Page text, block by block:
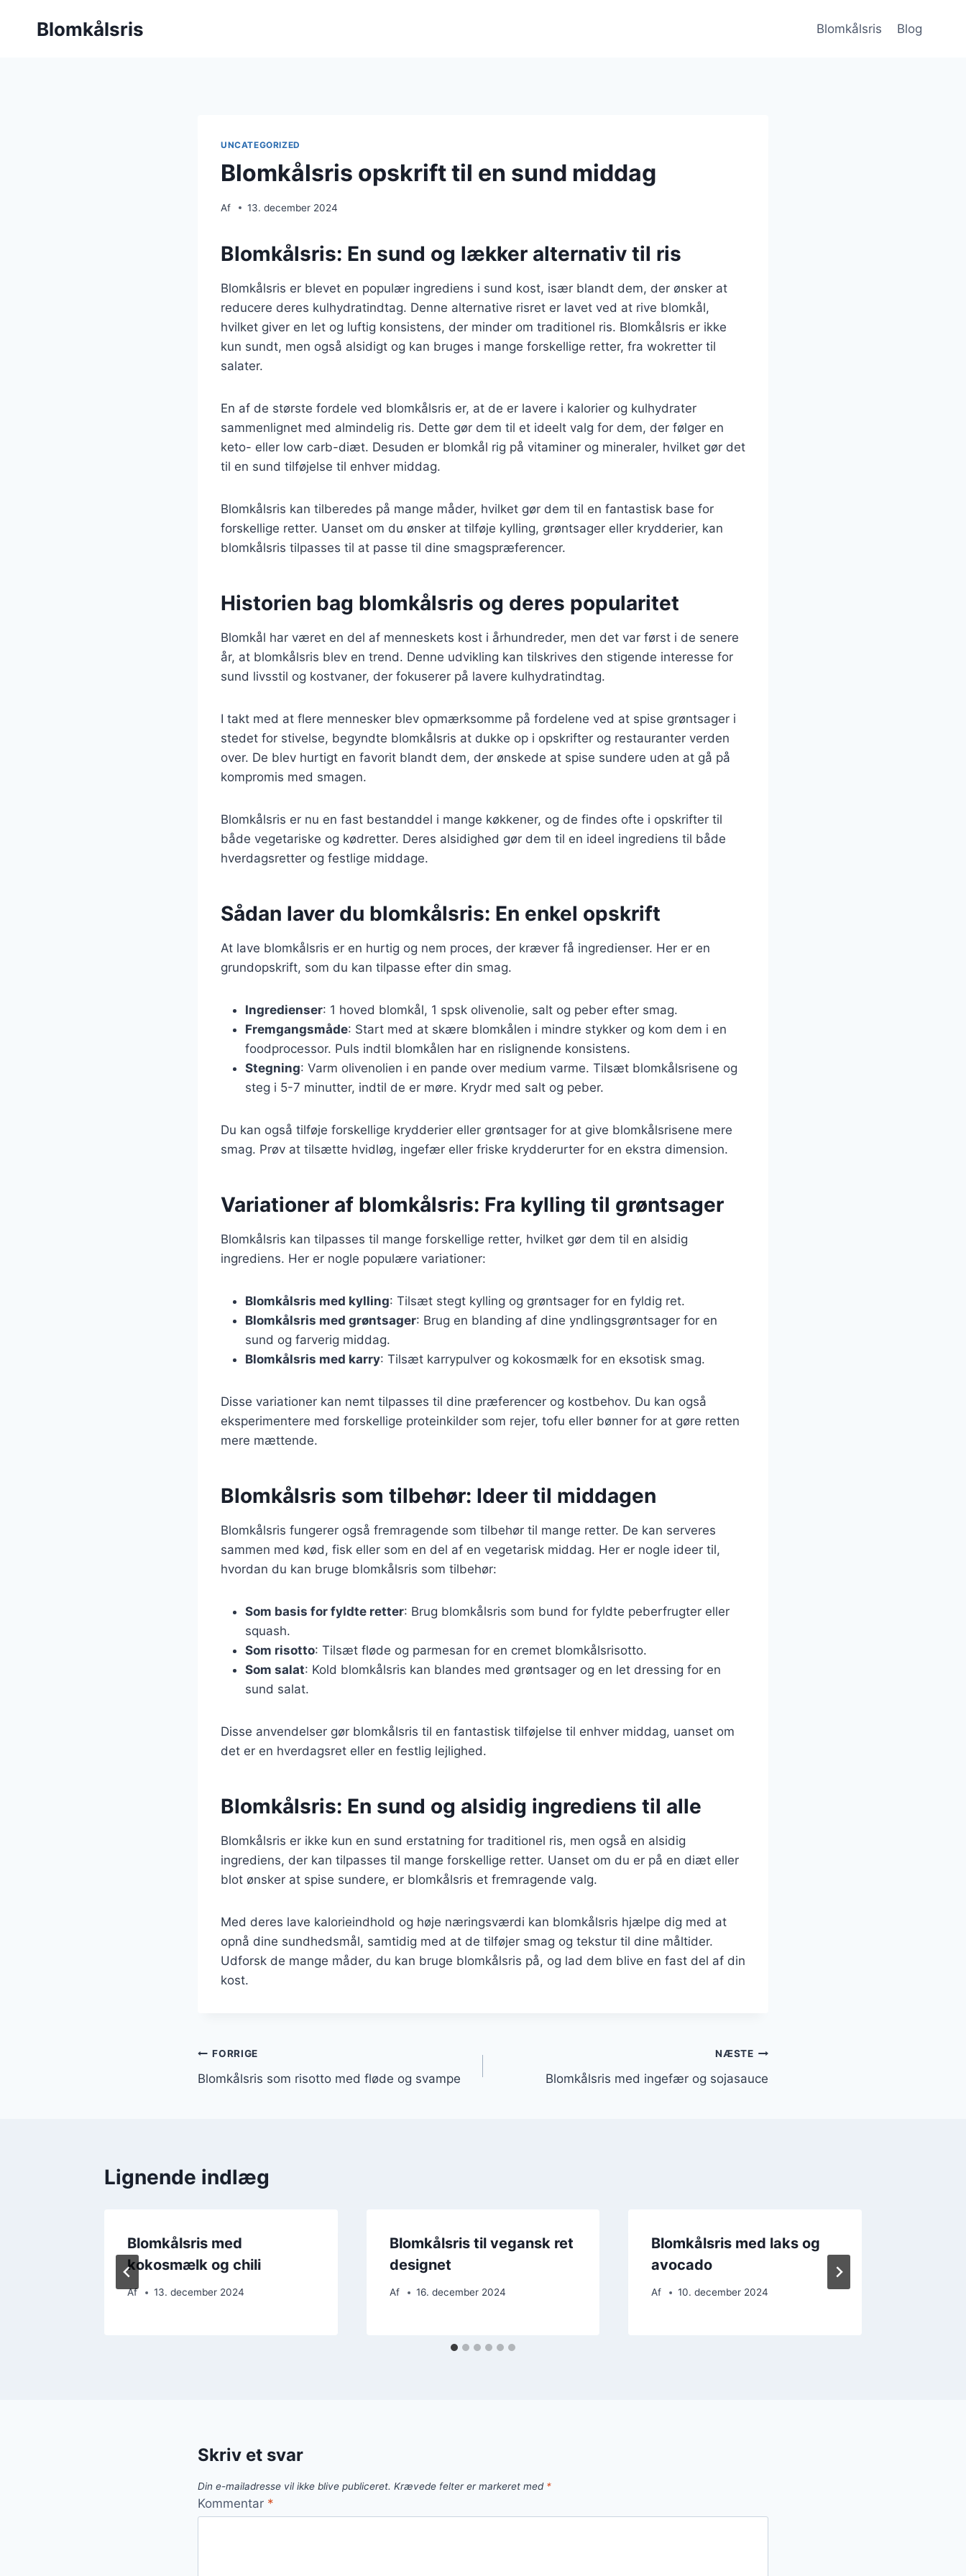
Blomkålsris Blomkålsris Blog
UNCATEGORIZED
Blomkålsris opskrift til en sund middag
Af 13. december 2024
Blomkålsris: En sund og lækker alternativ til ris
Blomkålsris er blevet en populær ingrediens i sund kost, især blandt dem, der ønsker at
reducere deres kulhydratindtag. Denne alternative risret er lavet ved at rive blomkål,
hvilket giver en let og luftig konsistens, der minder om traditionel ris. Blomkålsris er ikke
kun sundt, men også alsidigt og kan bruges i mange forskellige retter, fra wokretter til
salater.
En af de største fordele ved blomkålsris er, at de er lavere i kalorier og kulhydrater
sammenlignet med almindelig ris. Dette gør dem til et ideelt valg for dem, der følger en
keto- eller low carb-diæt. Desuden er blomkål rig på vitaminer og mineraler, hvilket gør det
til en sund tilføjelse til enhver middag.
Blomkålsris kan tilberedes på mange måder, hvilket gør dem til en fantastisk base for
forskellige retter. Uanset om du ønsker at tilføje kylling, grøntsager eller krydderier, kan
blomkålsris tilpasses til at passe til dine smagspræferencer.
Historien bag blomkålsris og deres popularitet
Blomkål har været en del af menneskets kost i århundreder, men det var først i de senere
år, at blomkålsris blev en trend. Denne udvikling kan tilskrives den stigende interesse for
sund livsstil og kostvaner, der fokuserer på lavere kulhydratindtag.
I takt med at flere mennesker blev opmærksomme på fordelene ved at spise grøntsager i
stedet for stivelse, begyndte blomkålsris at dukke op i opskrifter og restauranter verden
over. De blev hurtigt en favorit blandt dem, der ønskede at spise sundere uden at gå på
kompromis med smagen.
Blomkålsris er nu en fast bestanddel i mange køkkener, og de findes ofte i opskrifter til
både vegetariske og kødretter. Deres alsidighed gør dem til en ideel ingrediens til både
hverdagsretter og festlige middage.
Sådan laver du blomkålsris: En enkel opskrift
At lave blomkålsris er en hurtig og nem proces, der kræver få ingredienser. Her er en
grundopskrift, som du kan tilpasse efter din smag.
Ingredienser: 1 hoved blomkål, 1 spsk olivenolie, salt og peber efter smag.
Fremgangsmåde: Start med at skære blomkålen i mindre stykker og kom dem i en
foodprocessor. Puls indtil blomkålen har en rislignende konsistens.
Stegning: Varm olivenolien i en pande over medium varme. Tilsæt blomkålsrisene og
steg i 5-7 minutter, indtil de er møre. Krydr med salt og peber.
Du kan også tilføje forskellige krydderier eller grøntsager for at give blomkålsrisene mere
smag. Prøv at tilsætte hvidløg, ingefær eller friske krydderurter for en ekstra dimension.
Variationer af blomkålsris: Fra kylling til grøntsager
Blomkålsris kan tilpasses til mange forskellige retter, hvilket gør dem til en alsidig
ingrediens. Her er nogle populære variationer:
Blomkålsris med kylling: Tilsæt stegt kylling og grøntsager for en fyldig ret.
Blomkålsris med grøntsager: Brug en blanding af dine yndlingsgrøntsager for en
sund og farverig middag.
Blomkålsris med karry: Tilsæt karrypulver og kokosmælk for en eksotisk smag.
Disse variationer kan nemt tilpasses til dine præferencer og kostbehov. Du kan også
eksperimentere med forskellige proteinkilder som rejer, tofu eller bønner for at gøre retten
mere mættende.
Blomkålsris som tilbehør: Ideer til middagen
Blomkålsris fungerer også fremragende som tilbehør til mange retter. De kan serveres
sammen med kød, fisk eller som en del af en vegetarisk middag. Her er nogle ideer til,
hvordan du kan bruge blomkålsris som tilbehør:
Som basis for fyldte retter: Brug blomkålsris som bund for fyldte peberfrugter eller
squash.
Som risotto: Tilsæt fløde og parmesan for en cremet blomkålsrisotto.
Som salat: Kold blomkålsris kan blandes med grøntsager og en let dressing for en
sund salat.
Disse anvendelser gør blomkålsris til en fantastisk tilføjelse til enhver middag, uanset om
det er en hverdagsret eller en festlig lejlighed.
Blomkålsris: En sund og alsidig ingrediens til alle
Blomkålsris er ikke kun en sund erstatning for traditionel ris, men også en alsidig
ingrediens, der kan tilpasses til mange forskellige retter. Uanset om du er på en diæt eller
blot ønsker at spise sundere, er blomkålsris et fremragende valg.
Med deres lave kalorieindhold og høje næringsværdi kan blomkålsris hjælpe dig med at
opnå dine sundhedsmål, samtidig med at de tilføjer smag og tekstur til dine måltider.
Udforsk de mange måder, du kan bruge blomkålsris på, og lad dem blive en fast del af din
kost.
Indlægsnavigation
FORRIGE
Blomkålsris som risotto med fløde og svampe
NÆSTE
Blomkålsris med ingefær og sojasauce
Lignende indlæg
Blomkålsris med
kokosmælk og chili
Af 13. december 2024
Blomkålsris til vegansk ret
designet
Af 16. december 2024
Blomkålsris med laks og
avocado
Af 10. december 2024
Skriv et svar
Din e-mailadresse vil ikke blive publiceret. Krævede felter er markeret med *
Kommentar *